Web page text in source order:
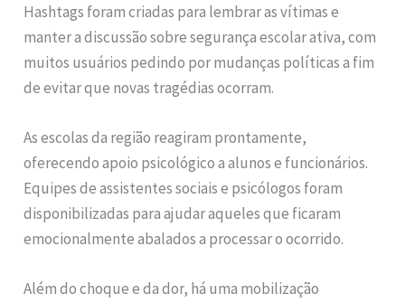
Hashtags foram criadas para lembrar as vítimas e
manter a discussão sobre segurança escolar ativa, com
muitos usuários pedindo por mudanças políticas a fim
de evitar que novas tragédias ocorram.
As escolas da região reagiram prontamente,
oferecendo apoio psicológico a alunos e funcionários.
Equipes de assistentes sociais e psicólogos foram
disponibilizadas para ajudar aqueles que ficaram
emocionalmente abalados a processar o ocorrido.
Além do choque e da dor, há uma mobilização